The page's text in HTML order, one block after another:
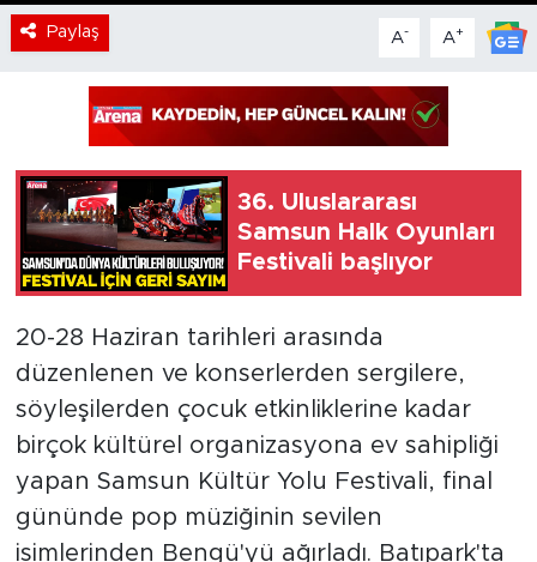
Paylaş A- A+
36. Uluslararası
Samsun Halk Oyunları
Festivali başlıyor
20-28 Haziran tarihleri arasında
düzenlenen ve konserlerden sergilere,
söyleşilerden çocuk etkinliklerine kadar
birçok kültürel organizasyona ev sahipliği
yapan Samsun Kültür Yolu Festivali, final
gününde pop müziğinin sevilen
isimlerinden Bengü'yü ağırladı. Batıpark'ta